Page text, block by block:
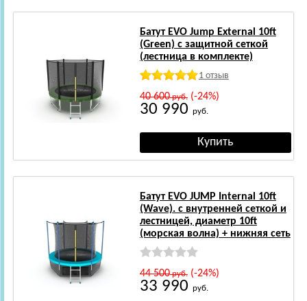
Батут EVO Jump External 10ft
(Green) с защитной сеткой
(лестница в комплекте)
1 отзыв
40 600руб.(-24%)
30 990 руб.
Батут EVO JUMP Internal 10ft
(Wave). с внутренней сеткой и
лестницей, диаметр 10ft
(морская волна) + нижняя сеть
44 500руб.(-24%)
33 990 руб.